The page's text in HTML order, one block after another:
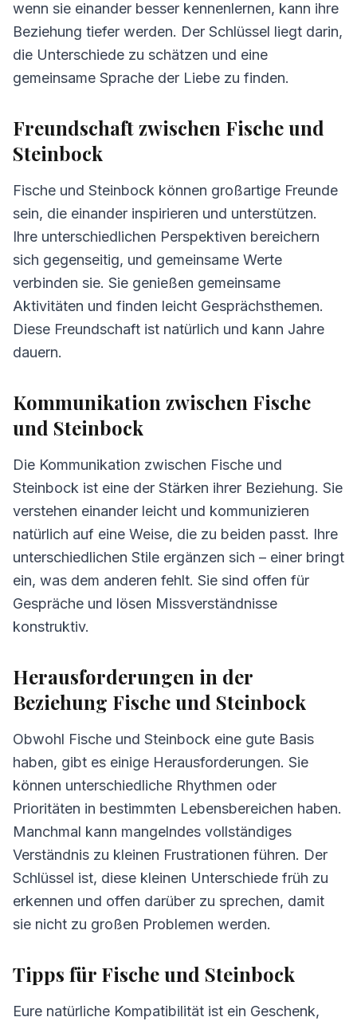
6. Häufig gestellte Fragen zur Kompatibilität
wenn sie einander besser kennenlernen, kann ihre
Beziehung tiefer werden. Der Schlüssel liegt darin,
die Unterschiede zu schätzen und eine
gemeinsame Sprache der Liebe zu finden.
Freundschaft zwischen Fische und
Steinbock
Fische und Steinbock können großartige Freunde
sein, die einander inspirieren und unterstützen.
Ihre unterschiedlichen Perspektiven bereichern
sich gegenseitig, und gemeinsame Werte
verbinden sie. Sie genießen gemeinsame
Aktivitäten und finden leicht Gesprächsthemen.
Diese Freundschaft ist natürlich und kann Jahre
dauern.
Kommunikation zwischen Fische
und Steinbock
Die Kommunikation zwischen Fische und
Steinbock ist eine der Stärken ihrer Beziehung. Sie
verstehen einander leicht und kommunizieren
natürlich auf eine Weise, die zu beiden passt. Ihre
unterschiedlichen Stile ergänzen sich – einer bringt
ein, was dem anderen fehlt. Sie sind offen für
Gespräche und lösen Missverständnisse
konstruktiv.
Herausforderungen in der
Beziehung Fische und Steinbock
Obwohl Fische und Steinbock eine gute Basis
haben, gibt es einige Herausforderungen. Sie
können unterschiedliche Rhythmen oder
Prioritäten in bestimmten Lebensbereichen haben.
Manchmal kann mangelndes vollständiges
Verständnis zu kleinen Frustrationen führen. Der
Schlüssel ist, diese kleinen Unterschiede früh zu
erkennen und offen darüber zu sprechen, damit
sie nicht zu großen Problemen werden.
Tipps für Fische und Steinbock
Eure natürliche Kompatibilität ist ein Geschenk,